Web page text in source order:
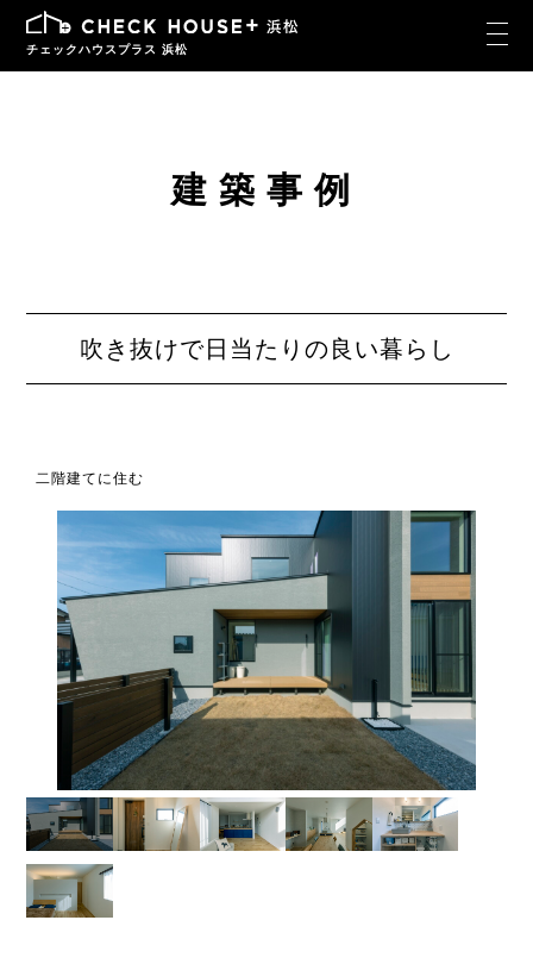
チェックハウスプラス 浜松
建築事例
吹き抜けで日当たりの良い暮らし
二階建てに住む